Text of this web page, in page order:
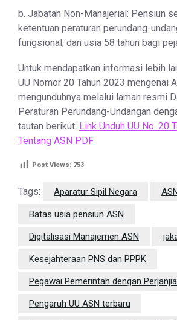
b. Jabatan Non-Manajerial: Pensiun
ketentuan peraturan perundang-
fungsional; dan usia 58 tahun bagi
Untuk mendapatkan informasi lebih
UU Nomor 20 Tahun 2023 mengenai
mengunduhnya melalui laman resmi
Peraturan Perundang-Undangan
tautan berikut: Link Unduh UU No. 20
Tentang ASN PDF
Post Views: 753
Tags: Aparatur Sipil Negara ASN
Batas usia pensiun ASN
Digitalisasi Manajemen ASN
Kesejahteraan PNS dan PPPK
Pegawai Pemerintah dengan
Pengaruh UU ASN terbaru